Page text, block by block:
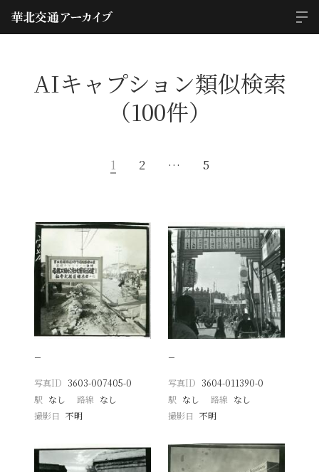
AIキャプション類似検索
（100件）
1 2 … 5
−
写真ID 3603-007405-0
駅 なし 路線 なし
撮影日
不明
−
写真ID 3604-011390-0
駅 なし 路線 なし
撮影日 不明